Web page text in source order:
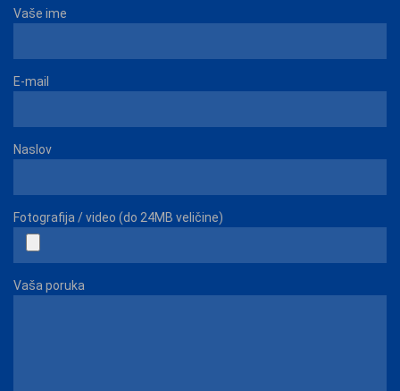
Vaše ime
E-mail
Naslov
Fotografija / video (do 24MB veličine)
Vaša poruka